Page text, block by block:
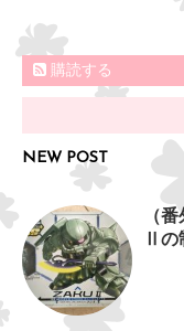
購読する
NEW POST
（
Ⅱの